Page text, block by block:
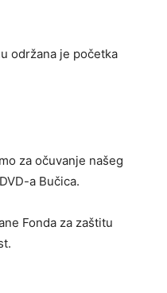
održana je početka
za očuvanje našeg
a Bučica.
Fonda za zaštitu